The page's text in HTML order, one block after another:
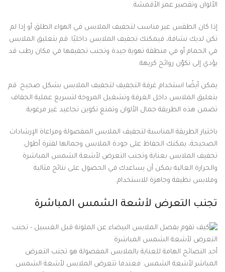
الألوان وتقصير عمر الأقمشة.
إذا كان الطقس غير مناسب لتجفيف الملابس في الهواء الطلق أو إذا لم
تكن لديك نشافة، فيمكنك تجفيف الملابس داخليًا. قم بتعليق الملابس
في الحمام أو في منطقة تهوية جيدة وتجنب تجفيفها في مكان رطب قد
يؤدي إلى تكوّن روائح كريهة.
يمكن أيضًا استخدام غرفة التجفيف لتجفيف الملابس بشكل صحيح. قم
بتعليق الملابس داخل الغرفة وتشغيل المروحة لتسريع عملية الجفاف.
تضمن هذه الطريقة جمال الألوان وتمنع تكوين تجاعيد غير مرغوبة.
باختيار الطريقة المناسبة لتجفيف الملابس المفصولة ومراعاة الإرشادات
الصحيحة، يمكنك الحفاظ على جودة الملابس وجمالها لفترة أطول.
تجفيف الملابس بعناية وتجنب التعرض لأشعة الشمس المباشرة
والحرارة العالية يمكن أن يساعدك في الحصول على نتائج مثالية
وملابس نظيفة وجاهزة للاستخدام.
تجنب التعرض لأشعة الشمس المباشرة
أحد النصائح الهامة للعناية بالملابس المفصولة هو تجنب التعرض
المباشر لأشعة الشمس. فعندما تتعرض الملابس لأشعة الشمس